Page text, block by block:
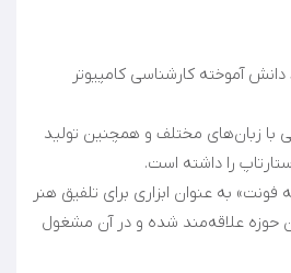
اکبری، متولد ۱۳۷۰، دانش آموخته کارشناسی کامپیوتر
با زبان‌های مختلف و همچنین تولید
به عنوان ابزاری برای تلفیق هنر
حوزه علاقه‌مند شده و در آن مشغول